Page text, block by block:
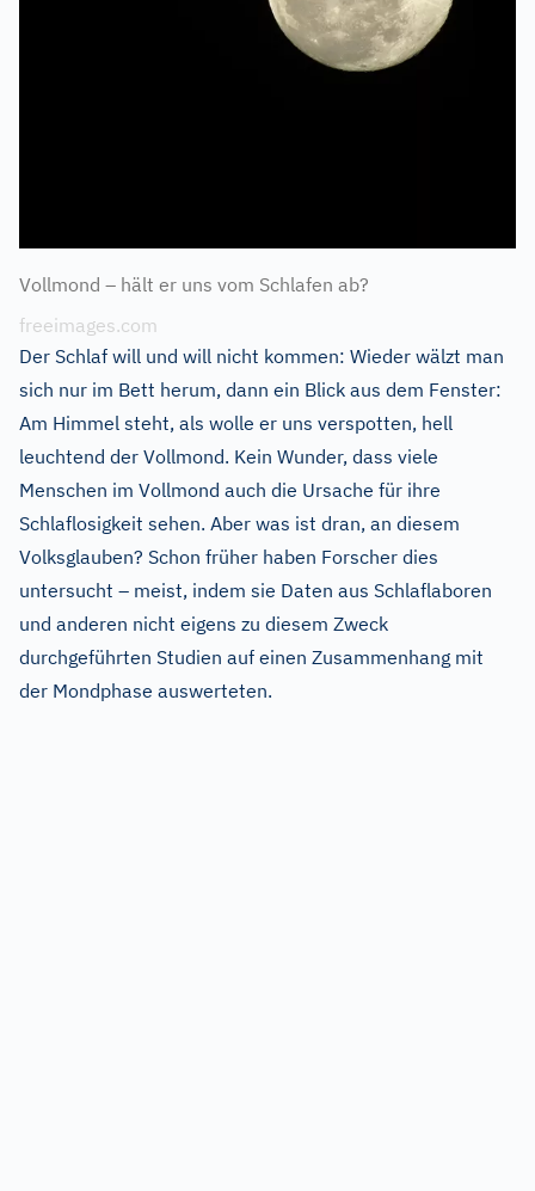
Vollmond – hält er uns vom Schlafen ab?
freeimages.com
Der Schlaf will und will nicht kommen: Wieder wälzt man
sich nur im Bett herum, dann ein Blick aus dem Fenster:
Am Himmel steht, als wolle er uns verspotten, hell
leuchtend der Vollmond. Kein Wunder, dass viele
Menschen im Vollmond auch die Ursache für ihre
Schlaflosigkeit sehen. Aber was ist dran, an diesem
Volksglauben? Schon früher haben Forscher dies
untersucht – meist, indem sie Daten aus Schlaflaboren
und anderen nicht eigens zu diesem Zweck
durchgeführten Studien auf einen Zusammenhang mit
der Mondphase auswerteten.